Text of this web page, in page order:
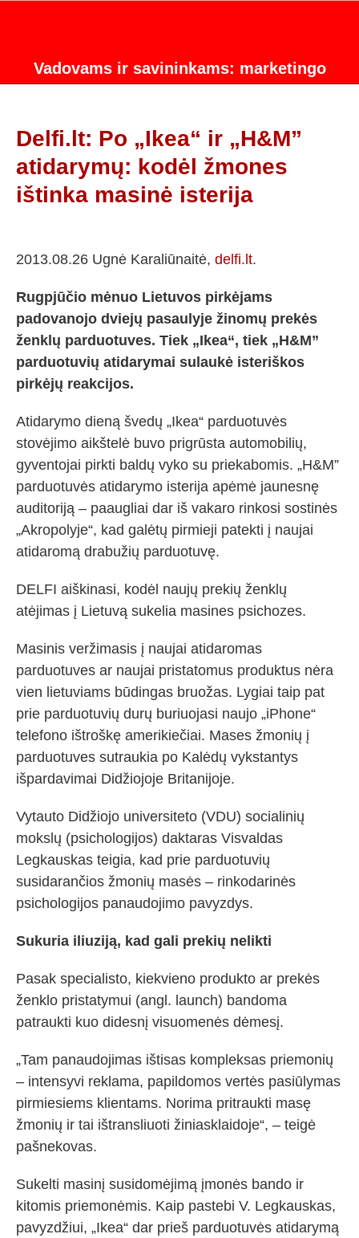
Vadovams ir savininkams: marketingo
Delfi.lt: Po „Ikea“ ir „H&M”
atidarymų: kodėl žmones
ištinka masinė isterija
2013.08.26 Ugnė Karaliūnaitė, delfi.lt.
Rugpjūčio mėnuo Lietuvos pirkėjams
padovanojo dviejų pasaulyje žinomų prekės
ženklų parduotuves. Tiek „Ikea“, tiek „H&M”
parduotuvių atidarymai sulaukė isteriškos
pirkėjų reakcijos.
Atidarymo dieną švedų „Ikea“ parduotuvės
stovėjimo aikštelė buvo prigrūsta automobilių,
gyventojai pirkti baldų vyko su priekabomis. „H&M”
parduotuvės atidarymo isterija apėmė jaunesnę
auditoriją – paaugliai dar iš vakaro rinkosi sostinės
„Akropolyje“, kad galėtų pirmieji patekti į naujai
atidaromą drabužių parduotuvę.
DELFI aiškinasi, kodėl naujų prekių ženklų
atėjimas į Lietuvą sukelia masines psichozes.
Masinis veržimasis į naujai atidaromas
parduotuves ar naujai pristatomus produktus nėra
vien lietuviams būdingas bruožas. Lygiai taip pat
prie parduotuvių durų buriuojasi naujo „iPhone“
telefono ištroškę amerikiečiai. Mases žmonių į
parduotuves sutraukia po Kalėdų vykstantys
išpardavimai Didžiojoje Britanijoje.
Vytauto Didžiojo universiteto (VDU) socialinių
mokslų (psichologijos) daktaras Visvaldas
Legkauskas teigia, kad prie parduotuvių
susidarančios žmonių masės – rinkodarinės
psichologijos panaudojimo pavyzdys.
Sukuria iliuziją, kad gali prekių nelikti
Pasak specialisto, kiekvieno produkto ar prekės
ženklo pristatymui (angl. launch) bandoma
patraukti kuo didesnį visuomenės dėmesį.
„Tam panaudojimas ištisas kompleksas priemonių
– intensyvi reklama, papildomos vertės pasiūlymas
pirmiesiems klientams. Norima pritraukti masę
žmonių ir tai ištransliuoti žiniasklaidoje“, – teigė
pašnekovas.
Sukelti masinį susidomėjimą įmonės bando ir
kitomis priemonėmis. Kaip pastebi V. Legkauskas,
pavyzdžiui, „Ikea“ dar prieš parduotuvės atidarymą